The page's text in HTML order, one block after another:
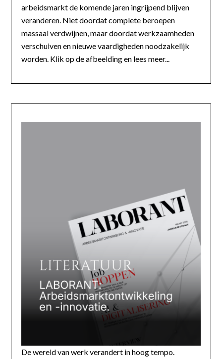
arbeidsmarkt de komende jaren ingrijpend blijven
veranderen. Niet doordat complete beroepen
massaal verdwijnen, maar doordat werkzaamheden
verschuiven en nieuwe vaardigheden noodzakelijk
worden. Klik op de afbeelding en lees meer...
De wereld van werk verandert in hoog tempo.